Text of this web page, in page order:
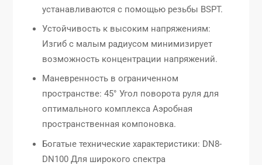
устанавливаются с помощью резьбы BSPT.
Устойчивость к высоким напряжениям:
Изгиб с малым радиусом минимизирует
возможность концентрации напряжений.
Маневренность в ограниченном
пространстве: 45° Угол поворота руля для
оптимального комплекса Аэробная
пространственная компоновка.
Богатые технические характеристики: DN8-
DN100 Для широкого спектра